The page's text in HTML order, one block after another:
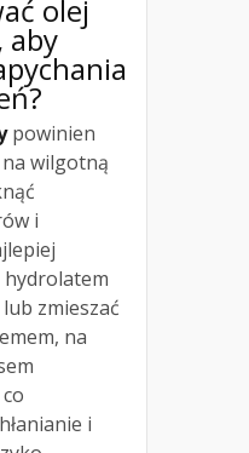
olej
aby
powinien
wilgotną
i
zmieszać
na
i